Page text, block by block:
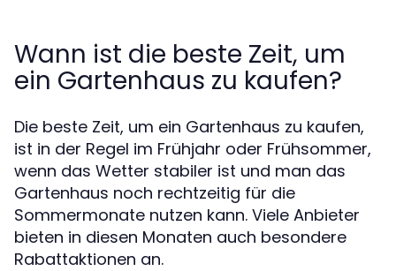
Wann ist die beste Zeit, um
ein Gartenhaus zu kaufen?
Die beste Zeit, um ein Gartenhaus zu kaufen,
ist in der Regel im Frühjahr oder Frühsommer,
wenn das Wetter stabiler ist und man das
Gartenhaus noch rechtzeitig für die
Sommermonate nutzen kann. Viele Anbieter
bieten in diesen Monaten auch besondere
Rabattaktionen an.